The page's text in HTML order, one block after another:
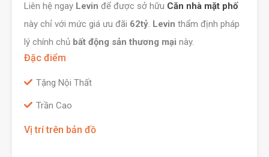
Liên hệ ngay Levin để được sở hữu Căn nhà mặt phố
này chỉ với mức giá ưu đãi 62tỷ. Levin thẩm định pháp
lý chính chủ bất động sản thương mại này.
Đặc điểm
Tặng Nội Thất
Trần Cao
Vị trí trên bản đồ